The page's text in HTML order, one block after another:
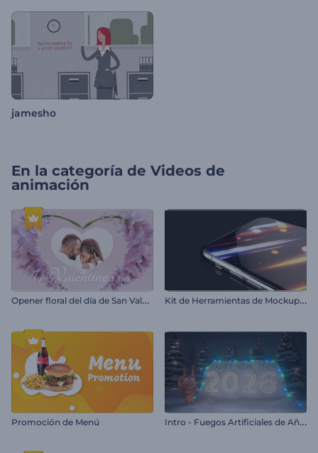
jamesho
En la categoría de Videos de
animación
O
pener floral del día de San Valentín K
it de Herramientas de Mockups de Teléfonos
Promoción de Menú I
ntro - Fuegos Artificiales de Año Nuevo de Rendy